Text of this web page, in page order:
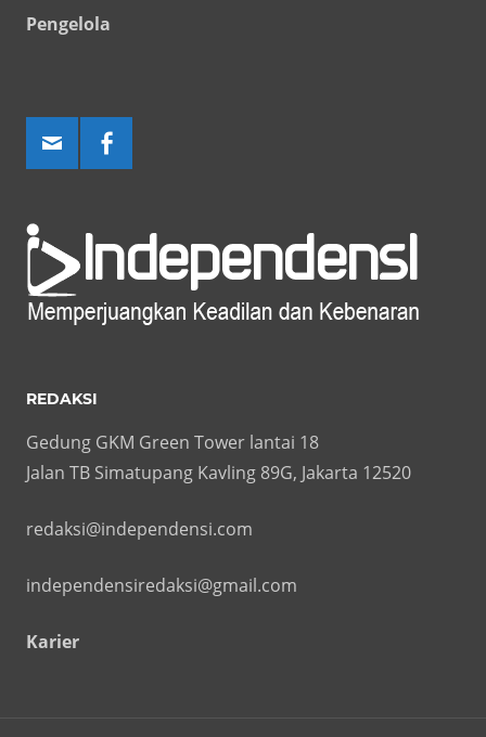
Pengelola
REDAKSI
Gedung GKM Green Tower lantai 18
Jalan TB Simatupang Kavling 89G, Jakarta 12520
redaksi@independensi.com
independensiredaksi@gmail.com
Karier